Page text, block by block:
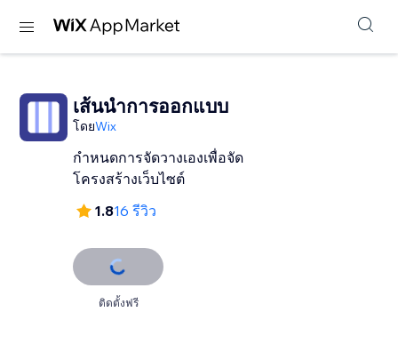
เส้นนำการออกแบบ
โดยWix
กำหนดการจัดวางเองเพื่อจัด
โครงสร้างเว็บไซต์
1.816 รีวิว
ติดตั้งฟรี